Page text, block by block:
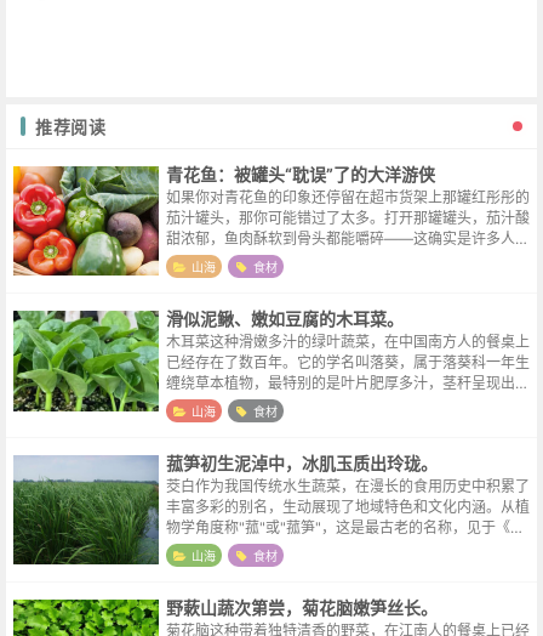
推荐阅读
青花鱼：被罐头“耽误”了的大洋游侠
如果你对青花鱼的印象还停留在超市货架上那罐红彤彤的
茄汁罐头，那你可能错过了太多。打开那罐罐头，茄汁酸
甜浓郁，鱼肉酥软到骨头都能嚼碎——这确实是许多人童
年便当里的“下饭神器”。但也正是这种“罐头味”，让许多
人误以为青花鱼就是那种肉质松散...
山海 食材
滑似泥鳅、嫩如豆腐的木耳菜。
木耳菜这种滑嫩多汁的绿叶蔬菜，在中国南方人的餐桌上
已经存在了数百年。它的学名叫落葵，属于落葵科一年生
缠绕草本植物，最特别的是叶片肥厚多汁，茎秆呈现出紫
红色或翠绿色，折断时会渗出一种独特的黏液，正是这种
黏液赋予了它滑溜软糯的独特口感。关...
山海 食材
菰笋初生泥淖中，冰肌玉质出玲珑。
茭白作为我国传统水生蔬菜，在漫长的食用历史中积累了
丰富多彩的别名，生动展现了地域特色和文化内涵。从植
物学角度称"菰"或"菰笋"，这是最古老的名称，见于《周
礼》《本草纲目》等典籍记载。各地俗称更是异彩纷呈：
杭州人叫"脚白"，绍兴称"水笋...
山海 食材
野蔌山蔬次第尝，菊花脑嫩笋丝长。
菊花脑这种带着独特清香的野菜，在江南人的餐桌上已经